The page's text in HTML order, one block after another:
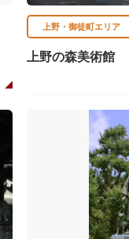
上野・御徒町エリア
上野の森美術館